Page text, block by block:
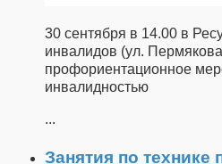
30 сентября в 14.00 в
инвалидов (ул.
профориентационное
инвалидностью
...
Занятия по технике